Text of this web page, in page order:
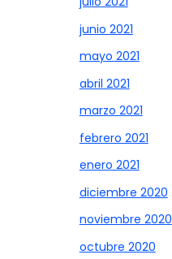
junio 2021
mayo 2021
abril 2021
marzo 2021
febrero 2021
enero 2021
diciembre 2020
noviembre 2020
octubre 2020